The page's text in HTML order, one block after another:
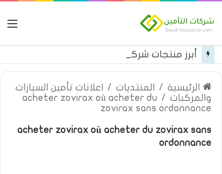
أبرز منتجات شركة الجزيرة تكافل التأمينية
الرئيسية / المنتديات /
اعلانات تأمين السيارات
والمركبات /
acheter zovirax où acheter du
zovirax sans ordonnance
acheter zovirax où acheter du zovirax sans
ordonnance